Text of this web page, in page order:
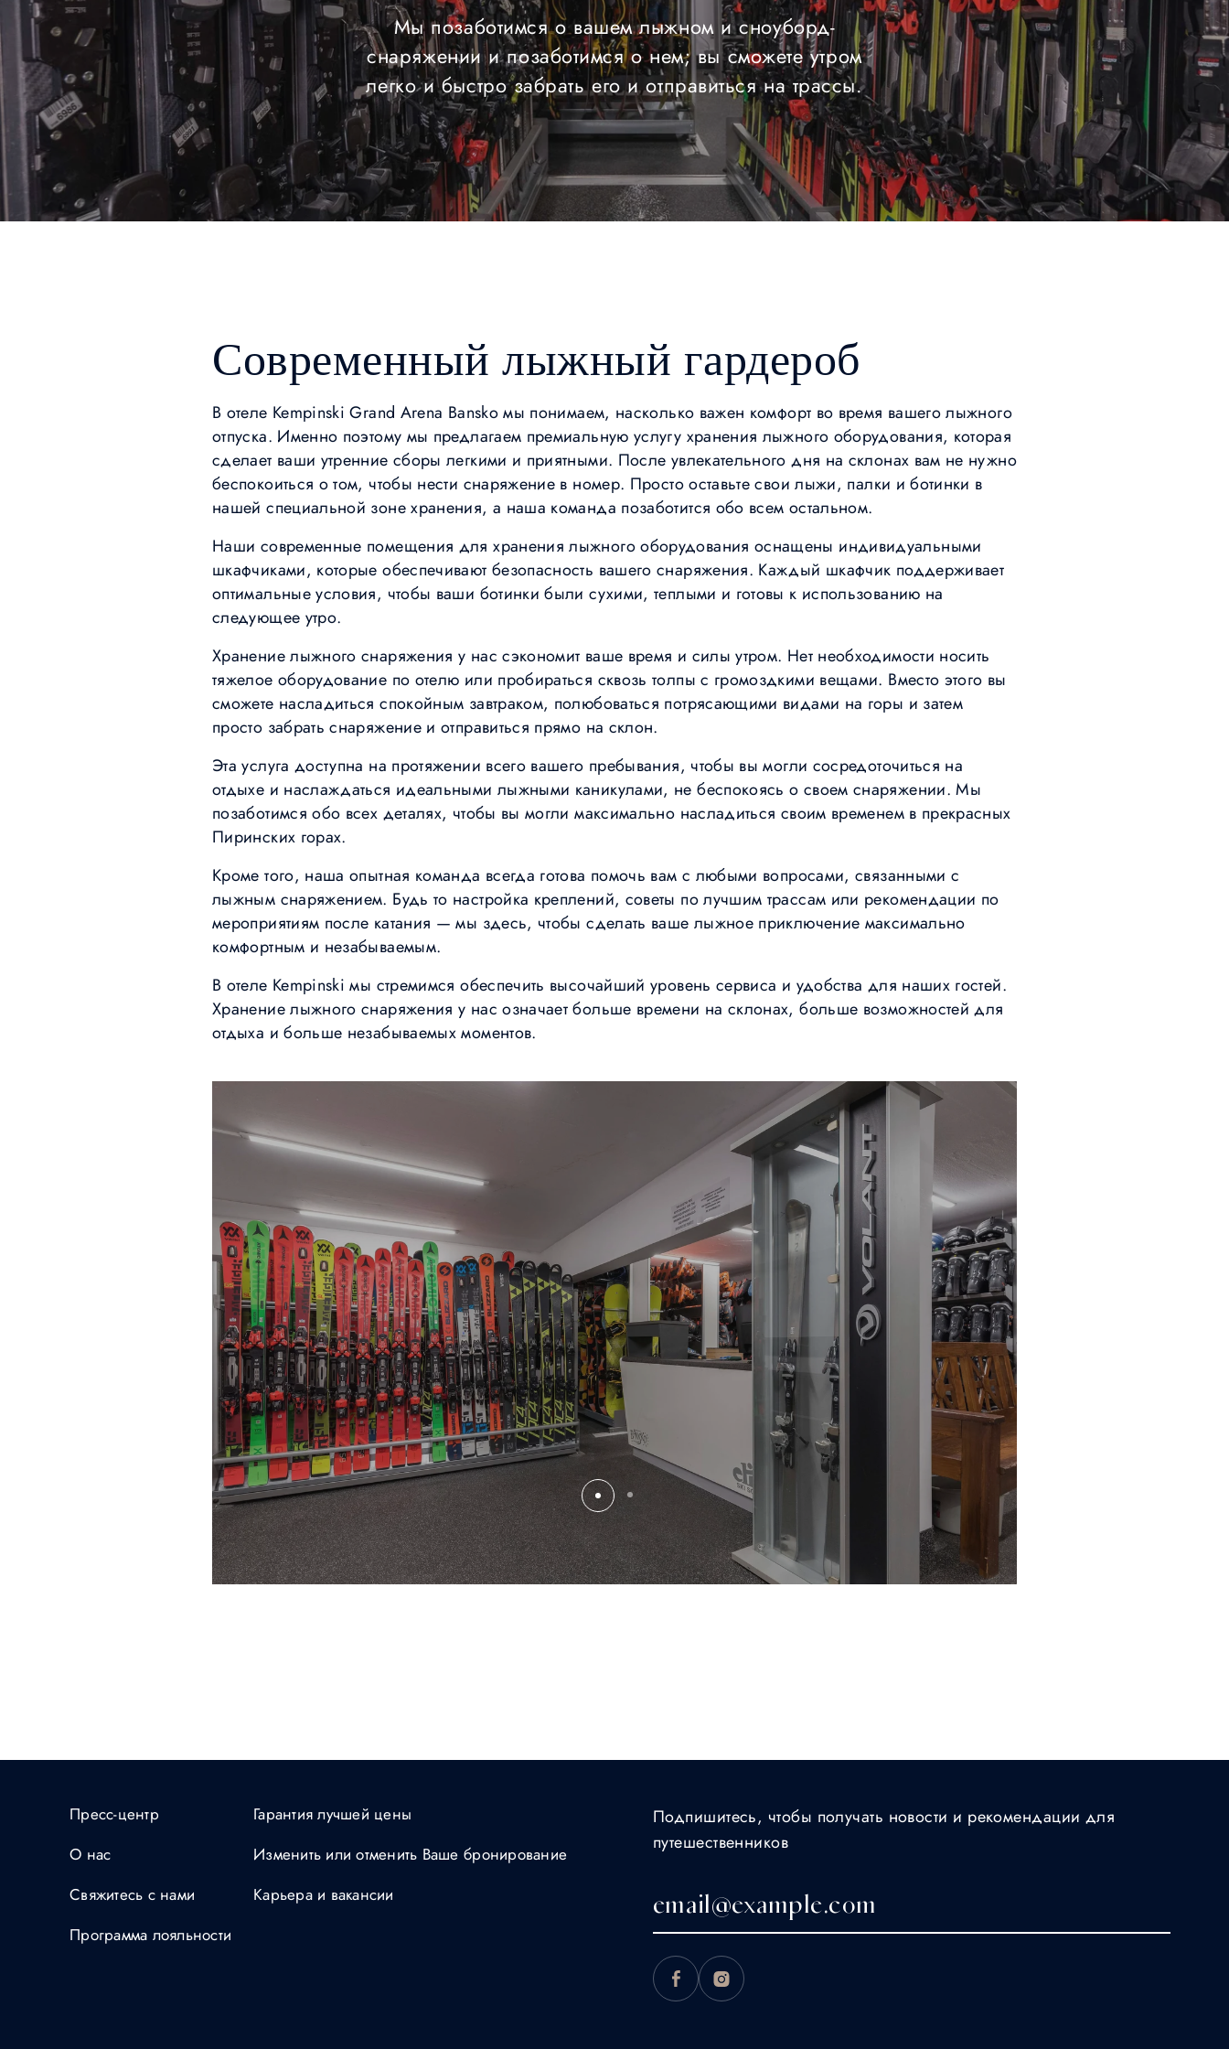
Мы позаботимся о вашем лыжном и сноуборд-
снаряжении и позаботимся о нем; вы сможете утром
легко и быстро забрать его и отправиться на трассы.
Современный лыжный гардероб
В отеле Kempinski Grand Arena Bansko мы понимаем, насколько важен комфорт во время вашего лыжного
отпуска. Именно поэтому мы предлагаем премиальную услугу хранения лыжного оборудования, которая
сделает ваши утренние сборы легкими и приятными. После увлекательного дня на склонах вам не нужно
беспокоиться о том, чтобы нести снаряжение в номер. Просто оставьте свои лыжи, палки и ботинки в
нашей специальной зоне хранения, а наша команда позаботится обо всем остальном.
Наши современные помещения для хранения лыжного оборудования оснащены индивидуальными
шкафчиками, которые обеспечивают безопасность вашего снаряжения. Каждый шкафчик поддерживает
оптимальные условия, чтобы ваши ботинки были сухими, теплыми и готовы к использованию на
следующее утро.
Хранение лыжного снаряжения у нас сэкономит ваше время и силы утром. Нет необходимости носить
тяжелое оборудование по отелю или пробираться сквозь толпы с громоздкими вещами. Вместо этого вы
сможете насладиться спокойным завтраком, полюбоваться потрясающими видами на горы и затем
просто забрать снаряжение и отправиться прямо на склон.
Эта услуга доступна на протяжении всего вашего пребывания, чтобы вы могли сосредоточиться на
отдыхе и наслаждаться идеальными лыжными каникулами, не беспокоясь о своем снаряжении. Мы
позаботимся обо всех деталях, чтобы вы могли максимально насладиться своим временем в прекрасных
Пиринских горах.
Кроме того, наша опытная команда всегда готова помочь вам с любыми вопросами, связанными с
лыжным снаряжением. Будь то настройка креплений, советы по лучшим трассам или рекомендации по
мероприятиям после катания — мы здесь, чтобы сделать ваше лыжное приключение максимально
комфортным и незабываемым.
В отеле Kempinski мы стремимся обеспечить высочайший уровень сервиса и удобства для наших гостей.
Хранение лыжного снаряжения у нас означает больше времени на склонах, больше возможностей для
отдыха и больше незабываемых моментов.
Пресс-центр
О нас
Свяжитесь с нами
Программа лояльности
Гарантия лучшей цены
Изменить или отменить Ваше бронирование
Карьера и вакансии
Подпишитесь, чтобы получать новости и рекомендации для
путешественников